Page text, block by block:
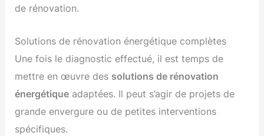
de rénovation.
Solutions de rénovation énergétique complètes
Une fois le diagnostic effectué, il est temps de
mettre en œuvre des solutions de rénovation
énergétique adaptées. Il peut s’agir de projets de
grande envergure ou de petites interventions
spécifiques.